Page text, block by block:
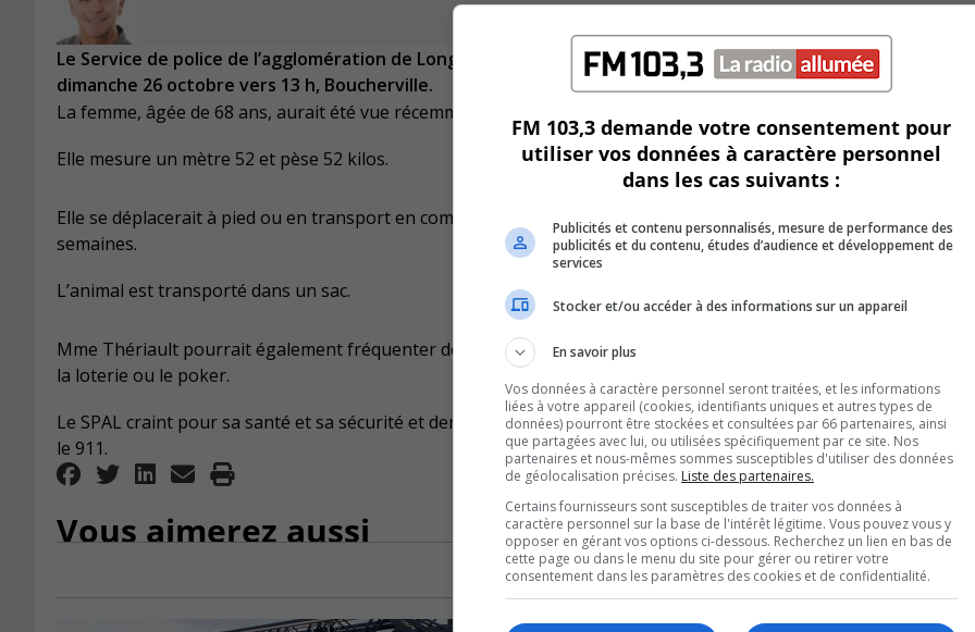
Le Service de police de l’agglomération de Longueuil (SPAL) recherche Carmelle Thériault, disparue depuis
dimanche 26 octobre vers 13 h, Boucherville.
La femme, âgée de 68 ans, aurait été vue récemment près de l’autoroute 30 et de la montée Sainte-Julie, à
Elle mesure un mètre 52 et pèse 52 kilos.
Elle se déplacerait à pied ou en transport en commun et serait accompagnée d’un chaton tigré gris et blanc de 12
semaines.
L’animal est transporté dans un sac.
Mme Thériault pourrait également fréquenter des établissements licenciés où se pratiquent des jeux de hasard
la loterie ou le poker.
Le SPAL craint pour sa santé et sa sécurité et demande à toute personne l’ayant aperçue de composer
le 911.
Vous aimerez aussi
FM 103,3 demande votre consentement pour
utiliser vos données à caractère personnel
dans les cas suivants :
Publicités et contenu personnalisés, mesure de performance des
publicités et du contenu, études d’audience et développement de
services
Stocker et/ou accéder à des informations sur un appareil
En savoir plus
Vos données à caractère personnel seront traitées, et les informations
liées à votre appareil (cookies, identifiants uniques et autres types de
données) pourront être stockées et consultées par 66 partenaires, ainsi
que partagées avec lui, ou utilisées spécifiquement par ce site. Nos
partenaires et nous-mêmes sommes susceptibles d'utiliser des données
de géolocalisation précises. Liste des partenaires.
Certains fournisseurs sont susceptibles de traiter vos données à
caractère personnel sur la base de l'intérêt légitime. Vous pouvez vous y
opposer en gérant vos options ci-dessous. Recherchez un lien en bas de
cette page ou dans le menu du site pour gérer ou retirer votre
consentement dans les paramètres des cookies et de confidentialité.